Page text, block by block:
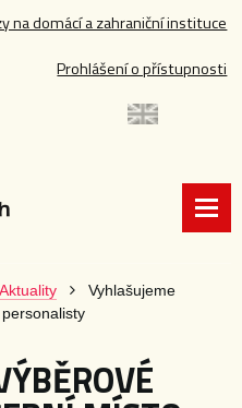
na domácí a zahraniční instituce
Prohlášení o přístupnosti
Aktuality
Vyhlašujeme